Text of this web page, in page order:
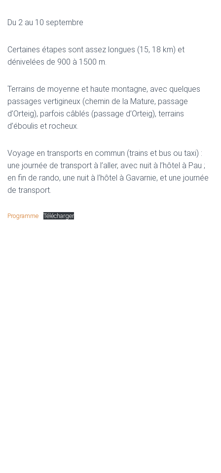
Du 2 au 10 septembre
Certaines étapes sont assez longues (15, 18 km) et
dénivelées de 900 à 1500 m.
Terrains de moyenne et haute montagne, avec quelques
passages vertigineux (chemin de la Mature, passage
d’Orteig), parfois câblés (passage d’Orteig), terrains
d’éboulis et rocheux.
Voyage en transports en commun (trains et bus ou taxi) :
une journée de transport à l’aller, avec nuit à l’hôtel à Pau ;
en fin de rando, une nuit à l’hôtel à Gavarnie, et une journée
de transport.
Programme Télécharger